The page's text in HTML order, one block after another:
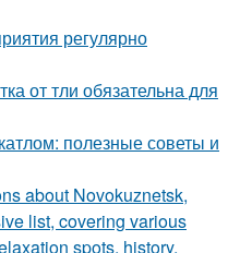
регулярно
от тли обязательна для
полезные советы и
about Novokuznetsk,
list, covering various
spots, history,